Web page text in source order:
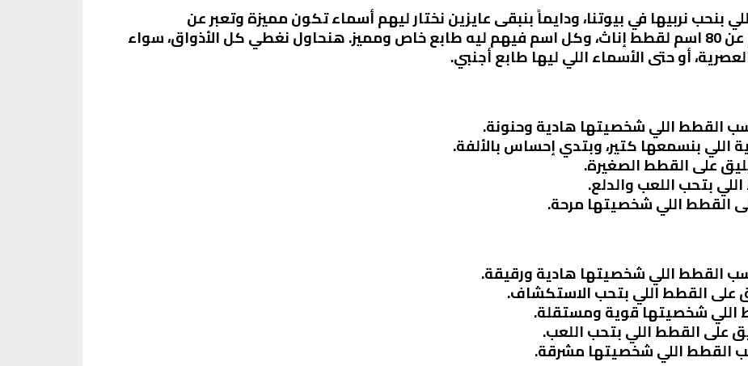
بنحب نربيها في بيوتنا، ودايماً بنبقى عايزين نختار ليهم أسماء تكون مميزة وتعبر عن
شخصيتهم. في المقال ده، هنتكلم عن 80 اسم لقطط إناث، وكل اسم فيهم ليه طابع خاص ومميز. هنحاول نغطي كل الأذواق، سواء
أو حتى الأسماء اللي ليها طابع أجنبي.
القطط اللي شخصيتها هادية وحنونة.
اللي بنسمعها كتير، وبتدي إحساس بالألفة.
على القطط الصغيرة.
بتحب اللعب والدلع.
القطط اللي شخصيتها مرحة.
القطط اللي شخصيتها هادية ورقيقة.
القطط اللي بتحب الاستكشاف.
اللي شخصيتها قوية ومستقلة.
على القطط اللي بتحب اللعب.
القطط اللي شخصيتها مشرقة.